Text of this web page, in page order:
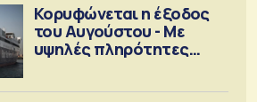
Κορυφώνεται η έξοδος
του Αυγούστου - Με
υψηλές πληρότητες